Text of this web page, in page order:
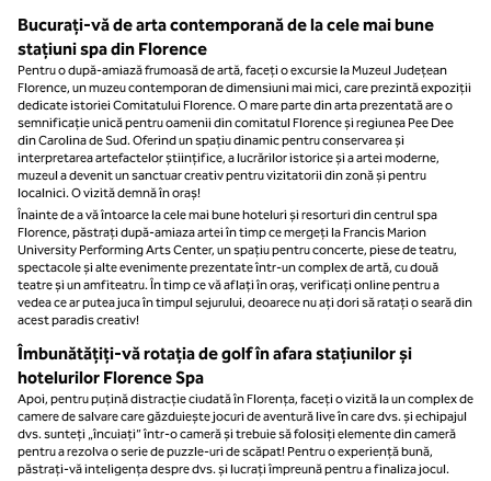
Bucurați-vă de arta contemporană de la cele mai bune
stațiuni spa din Florence
Pentru o după-amiază frumoasă de artă, faceți o excursie la Muzeul Județean
Florence, un muzeu contemporan de dimensiuni mai mici, care prezintă expoziții
dedicate istoriei Comitatului Florence. O mare parte din arta prezentată are o
semnificație unică pentru oamenii din comitatul Florence și regiunea Pee Dee
din Carolina de Sud. Oferind un spațiu dinamic pentru conservarea și
interpretarea artefactelor științifice, a lucrărilor istorice și a artei moderne,
muzeul a devenit un sanctuar creativ pentru vizitatorii din zonă și pentru
localnici. O vizită demnă în oraș!
Înainte de a vă întoarce la cele mai bune hoteluri și resorturi din centrul spa
Florence, păstrați după-amiaza artei în timp ce mergeți la Francis Marion
University Performing Arts Center, un spațiu pentru concerte, piese de teatru,
spectacole și alte evenimente prezentate într-un complex de artă, cu două
teatre și un amfiteatru. În timp ce vă aflați în oraș, verificați online pentru a
vedea ce ar putea juca în timpul sejurului, deoarece nu ați dori să ratați o seară din
acest paradis creativ!
Îmbunătățiți-vă rotația de golf în afara stațiunilor și
hotelurilor Florence Spa
Apoi, pentru puțină distracție ciudată în Florența, faceți o vizită la un complex de
camere de salvare care găzduiește jocuri de aventură live în care dvs. și echipajul
dvs. sunteți „încuiați” într-o cameră și trebuie să folosiți elemente din cameră
pentru a rezolva o serie de puzzle-uri de scăpat! Pentru o experiență bună,
păstrați-vă inteligența despre dvs. și lucrați împreună pentru a finaliza jocul.